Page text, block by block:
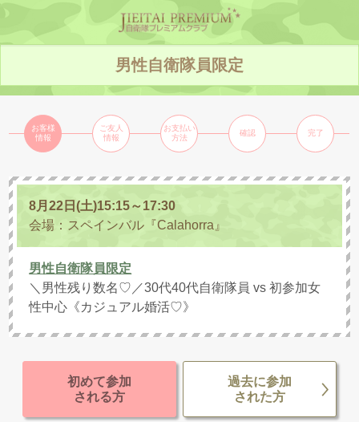
男性自衛隊員限定
お客様
情報
ご友人
情報
お支払い
方法
確認 完了
8月22日(土)15:15～17:30
会場：スペインバル『Calahorra』
男性自衛隊員限定
＼男性残り数名♡／30代40代自衛隊員 vs 初参加女
性中心《カジュアル婚活♡》
初めて参加
される方
過去に参加
された方